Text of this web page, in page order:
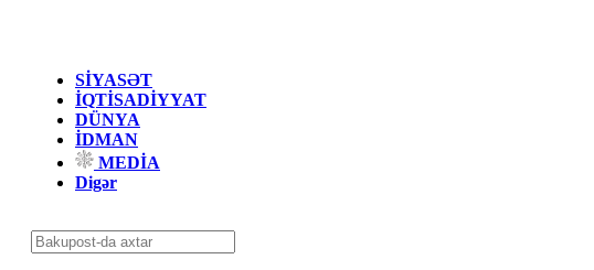
SİYASƏT
İQTİSADİYYAT
DÜNYA
İDMAN
MEDİA
Digər